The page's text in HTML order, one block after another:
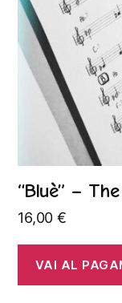
“Bluè” –
16,00 €
VAI AL